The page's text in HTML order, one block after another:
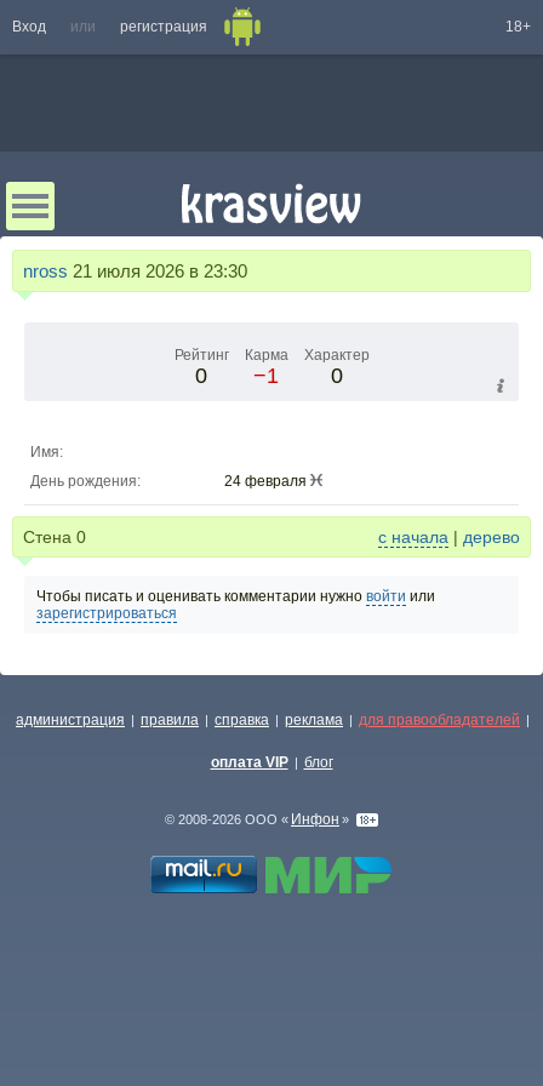
Вход или регистрация 18+
nross 21 июля 2026 в 23:30
Рейтинг
0
Карма
−1
Характер
0
Имя:
День рождения:
24 февраля
Стена 0 с начала | дерево
Чтобы писать и оценивать комментарии нужно войти или
зарегистрироваться
администрация | правила | справка | реклама | для правообладателей |
оплата VIP | блог
© 2008-2026 ООО « Инфон »